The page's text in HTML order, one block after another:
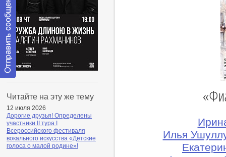
Читайте на эту же тему
12 июля 2026
Дорогие друзья! Определены
участники II тура I
Всероссийского фестиваля
вокального искусства «Детские
голоса о малой родине»!
Илья
Отправить
модератору